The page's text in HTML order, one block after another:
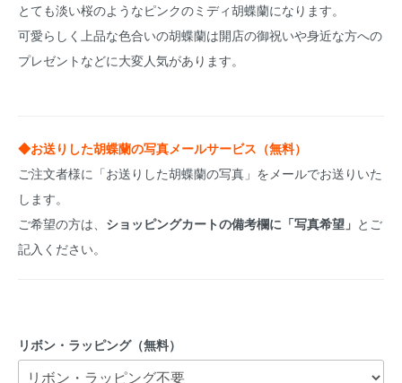
とても淡い桜のようなピンクのミディ胡蝶蘭になります。
可愛らしく上品な色合いの胡蝶蘭は開店の御祝いや身近な方への
プレゼントなどに大変人気があります。
◆お送りした胡蝶蘭の写真メールサービス（無料）
ご注文者様に「お送りした胡蝶蘭の写真」をメールでお送りいた
します。
ご希望の方は、 ショッピングカートの備考欄に「写真希望」 とご
記入ください。
リボン・ラッピング（無料）